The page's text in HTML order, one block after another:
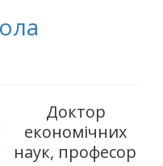
Доктор
економічних
наук, професор